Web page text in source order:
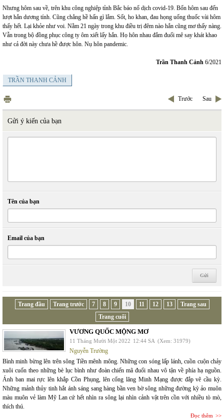
Nhưng hôm sau về, trên khu công nghiệp tỉnh Bắc báo nổ dịch covid-19. Bốn hôm sau đến
lượt hắn dương tính. Cũng chẳng hề hấn gì lắm. Sốt, ho khan, đau họng uống thuốc vài hôm
thấy hết. Lại khỏe như voi. Nằm 21 ngày trong khu điều trị đêm nào hắn cũng mơ thấy nàng.
Vẫn trong bộ đồng phục công ty ôm xiết lấy hắn. Họ hôn nhau đắm đuối mê say khát khao
như cả đời này chưa hề được hôn. Nụ hôn pandemic.
Trần Thanh Cảnh 6/2021
TRẦN THANH CẢNH
Trước Sau
Gửi ý kiến của bạn
Tên của bạn
Email của bạn
Trang đầu Trang trước 7 8 9 10 11 12 13
Trang sau
Trang cuối
VƯƠNG QUỐC MỘNG MƠ
11 Tháng Mười Một 2022 12:44 SA (Xem: 31979)
Nguyễn Trường
Bình minh bừng lên trên sông Tiền mênh mông. Những con sóng lấp lánh, cuồn cuộn chảy
xuôi cuốn theo những bè lục bình như đoàn chiến mã đuổi nhau vô tận về phía hạ nguồn.
Ánh ban mai rực lên khắp Cồn Phụng, lên cổng lăng Minh Mạng được đắp vẽ cầu kỳ.
Những mảnh thủy tinh hắt ánh sáng sang hàng bần ven bờ sông những đường kỳ ảo muôn
màu muôn vẻ làm Mỹ Lan cứ hết nhìn ra sông lại nhìn cảnh vật trên cồn với nhiều tò mò,
thích thú.
Đọc thêm